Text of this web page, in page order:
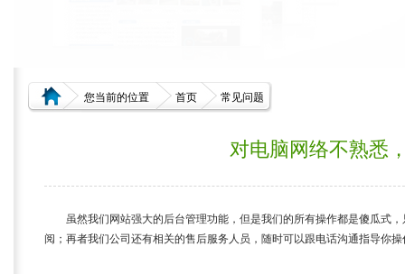
您当前的位置 首页 常见问题
对电脑网络不熟悉
虽然我们网站强大的后台管理功能，但是我们的所有操作都是傻瓜式
阅；再者我们公司还有相关的售后服务人员，随时可以跟电话沟通指导你